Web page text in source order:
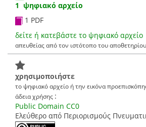
1 ψηφιακό αρχείο
1 PDF
δείτε ή κατεβάστε το ψηφιακό αρχείο
απευθείας από τον ιστότοπο του αποθετηρίου
χρησιμοποιήστε
το ψηφιακό αρχείο ή την εικόνα
άδεια χρήσης :
Public Domain CC0
Ελεύθερο από Περιορισμούς